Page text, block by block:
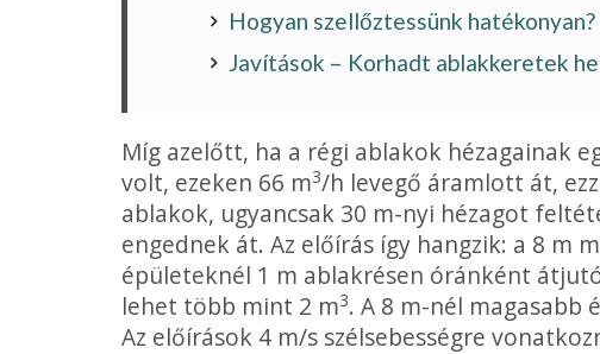
Hogyan szellőztessünk hatékonyan?
Javítások – Korhadt ablakkeretek
Míg azelőtt, ha a régi ablakok hézagainak
volt, ezeken 66 m3/h levegő áramlott át,
ablakok, ugyancsak 30 m-nyi hézagot
engednek át. Az előírás így hangzik: a 8 m
épületeknél 1 m ablakrésen óránként
lehet több mint 2 m3. A 8 m-nél magasabb
Az előírások 4 m/s szélsebességre